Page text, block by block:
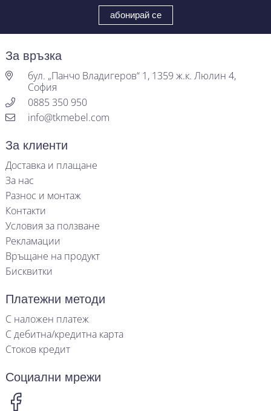
За връзка
бул. „Панчо Владигеров“ 1, 1359 ж.к. Люлин 4,
София
0885 350 950
info@tkmebel.com
За клиенти
Доставка и плащане
За нас
Разнос и монтаж
Контакти
Условия за ползване
Рекламации
Връщане на продукт
Бисквитки
Платежни методи
С наложен платеж
С дебитна/кредитна карта
Стоков кредит
Социални мрежи